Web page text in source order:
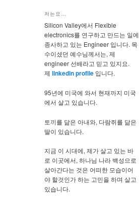
저는요…
Silicon Valley에서 Flexible
electronics를 연구하고 만드는 일에
종사하고 있는 Engineer 입니다. 목
수이셨던 예수님께서는, 제
engineer 선배라고 믿고 있지요.
제 linkedin profile 입니다.
95년에 미국에 와서 현재까지 미국
에서 살고 있습니다.
토끼를 닮은 아내와, 다람쥐를 닮은
딸이 있습니다.
지금 이 시대에, 제가 살고 있는 바
로 이곳에서, 하나님 나라 백성으로
살아간다는 것은 어떠한 모습이어
야 할것인가 하는 고민을 하며 살고
있습니다.